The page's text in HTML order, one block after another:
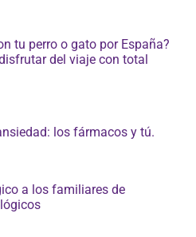
tu perro o gato por España?
del viaje con total
los fármacos y tú.
a los familiares de